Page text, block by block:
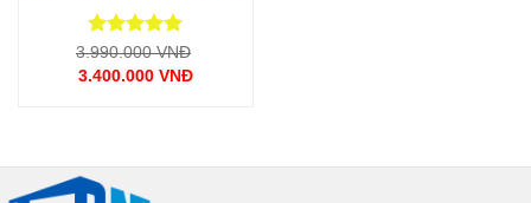
Được xếp
hạng55
3.990.000VNĐ
3.400.000 VNĐ